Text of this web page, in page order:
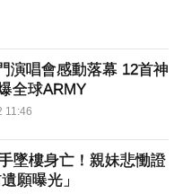
演唱會感動落幕 12首神
全球ARMY
11:46
墜樓身亡！親妹悲慟證
願曝光」